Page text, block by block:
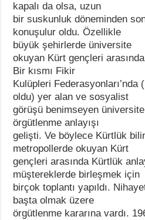
kapalı da olsa, uzun
bir suskunluk döneminden
konuşulur oldu. Özellikle
büyük şehirlerde üniversite
okuyan Kürt gençleri
Bir kısmı Fikir
Kulüpleri Federasyonları’nda
oldu) yer alan ve sosyalist
görüşü benimseyen
örgütlenme anlayışı
gelişti. Ve böylece Kürtlük
metropollerde okuyan Kürt
gençleri arasında Kürtlük
müştereklerde birleşmek için
birçok toplantı yapıldı.
başta olmak üzere
örgütlenme kararına vardı.